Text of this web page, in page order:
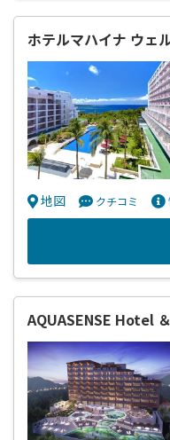
ホテルマハイナ ウェ
地図 クチコミ
AQUASENSE Hotel